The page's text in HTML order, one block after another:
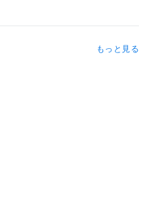
す。
ション
・アートディレクター
もっと見る